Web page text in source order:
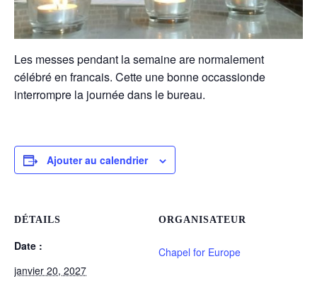
Les messes pendant la semaine are normalement
célébré en francais. Cette une bonne occassionde
interrompre la journée dans le bureau.
Ajouter au calendrier
DÉTAILS
Date :
janvier 20, 2027
ORGANISATEUR
Chapel for Europe